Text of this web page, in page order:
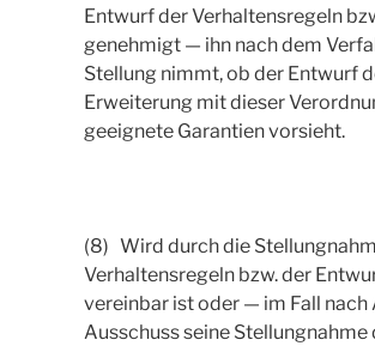
Entwurf der Verhaltensregeln
genehmigt — ihn nach dem
Stellung nimmt, ob der Entwurf
Erweiterung mit dieser
geeignete Garantien vorsieht.
(8) Wird durch die
Verhaltensregeln bzw. der
vereinbar ist oder — im Fall
Ausschuss seine